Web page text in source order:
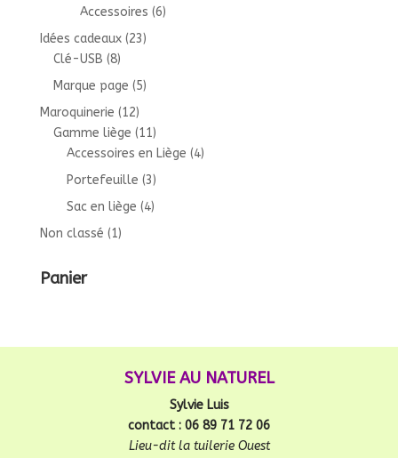
Accessoires (6)
Idées cadeaux (23)
Clé-USB (8)
Marque page (5)
Maroquinerie (12)
Gamme liège (11)
Accessoires en Liège (4)
Portefeuille (3)
Sac en liège (4)
Non classé (1)
Panier
SYLVIE AU NATUREL
Sylvie Luis
contact : 06 89 71 72 06
Lieu-dit la tuilerie Ouest